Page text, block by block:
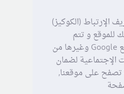
الإرتباط (الكوكيز)
للموقع و تتم
مشاركة بعض المعلومات مع Google وغيرها من
الإجتماعية لضمان
على موقعنا,